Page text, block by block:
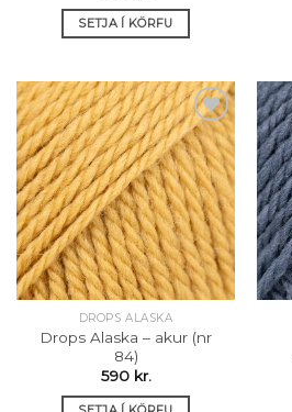
SETJA Í KÖRFU
Setja á
óskalista
DROPS ALASKA
Drops Alaska – akur (nr
84)
590 kr.